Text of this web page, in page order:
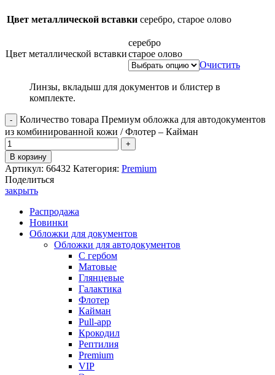
Цвет металлической вставки серебро, старое олово
Цвет металлической вставки
серебро
старое олово
Очистить
Линзы, вкладыш для документов и блистер в
комплекте.
Количество товара Премиум обложка для автодокументов
из комбинированной кожи / Флотер – Кайман
В корзину
Артикул: 66432 Категория: Premium
Поделиться
закрыть
Распродажа
Новинки
Обложки для документов
Обложки для автодокументов
С гербом
Матовые
Глянцевые
Галактика
Флотер
Кайман
Pull-app
Крокодил
Рептилия
Premium
VIP